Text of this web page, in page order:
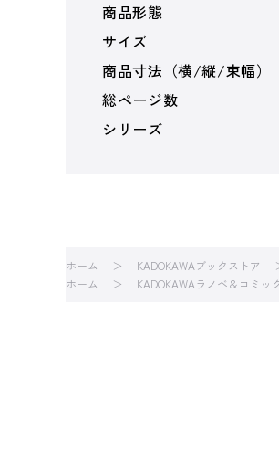
商品形態
サイズ
商品寸法（横/縦/束幅）
総ページ数
シリーズ
ホーム KADOKAWAブックストア
ホーム
KADOKAWAラノベ＆コミッ